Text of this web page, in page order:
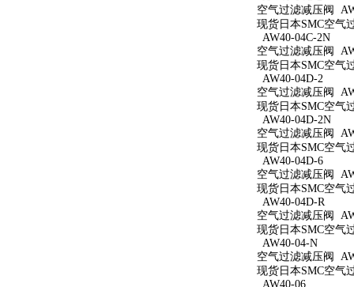
空气过滤减压阀
现货日本SMC空气
AW40-04C-2N
空气过滤减压阀
现货日本SMC空气
AW40-04D-2
空气过滤减压阀
现货日本SMC空气
AW40-04D-2N
空气过滤减压阀
现货日本SMC空气
AW40-04D-6
空气过滤减压阀
现货日本SMC空气
AW40-04D-R
空气过滤减压阀
现货日本SMC空气
AW40-04-N
空气过滤减压阀
现货日本SMC空气
AW40-06